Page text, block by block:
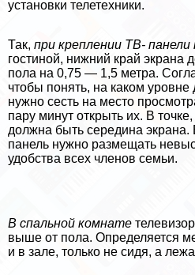
установки телетехники.
Так, при креплении ТВ- панели
гостиной, нижний край экрана
пола на 0,75 — 1,5 метра.
чтобы понять, на каком уровне
нужно сесть на место
пару минут открыть их. В
должна быть середина экрана.
панель нужно размещать
удобства всех члeнов семьи.
В спальной комнате
выше от пола. Определяется
и в зале, только не сидя, а